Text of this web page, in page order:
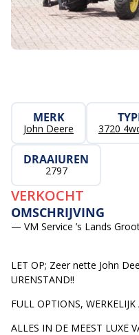
MERK
John Deere 3720
DRAAIUREN
2797
VERKOCHT
OMSCHRIJVING
— VM Service ’s Lands
LET OP; Zeer nette John
URENSTAND!!
FULL OPTIONS,
ALLES IN DE MEEST LUXE